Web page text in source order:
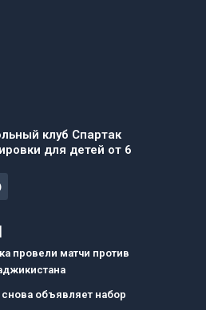
клуб Спартак
для детей от 6
провели матчи против
снова объявляет набор